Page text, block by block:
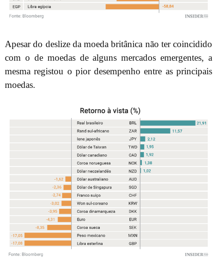
Apesar do deslize da moeda britânica não ter coincidido
com o de moedas de alguns mercados emergentes, a
mesma registou o pior desempenho entre as principais
moedas.